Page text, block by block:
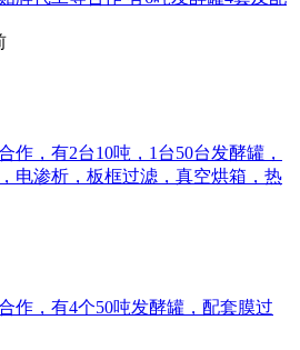
作，有2台10吨，1台50台发酵罐，
电渗析，板框过滤，真空烘箱，热
作，有4个50吨发酵罐，配套膜过